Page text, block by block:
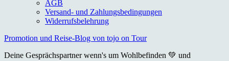
AGB
Versand- und Zahlungsbedingungen
Widerrufsbelehrung
Promotion und Reise-Blog von tojo on Tour
Deine Gesprächspartner wenn's um Wohlbefinden 💚 und